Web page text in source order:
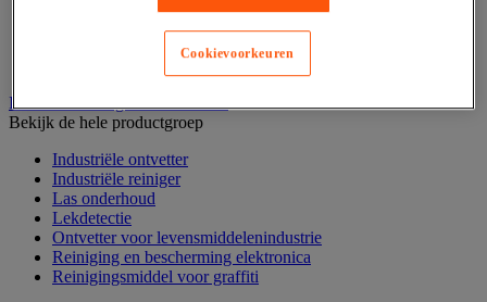
Sluitknop en handgreep
Industrieel reinigen en ontvetten
Bekijk de hele productgroep
Industriële ontvetter
Industriële reiniger
Las onderhoud
Lekdetectie
Ontvetter voor levensmiddelenindustrie
Reiniging en bescherming elektronica
Reinigingsmiddel voor graffiti
Cookievoorkeuren